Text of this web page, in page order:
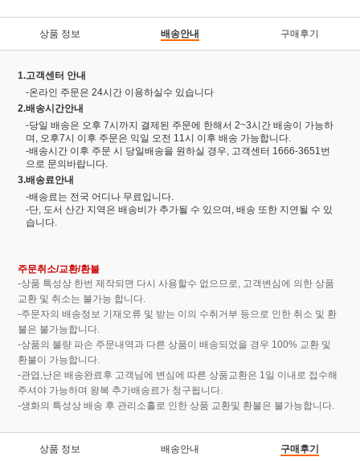
상품 정보 배송안내 구매후기
1.고객센터 안내
-온라인 주문은 24시간 이용하실수 있습니다
2.배송시간안내
-당일 배송은 오후 7시까지 결제된 주문에 한해서 2~3시간 배송이 가능하
며, 오후7시 이후 주문은 익일 오전 11시 이후 배송 가능합니다.
-배송시간 이후 주문 시 당일배송을 원하실 경우, 고객센터 1666-3651번
으로 문의바랍니다.
3.배송료안내
-배송료는 전국 어디나 무료입니다.
-단, 도서 산간 지역은 배송비가 추가될 수 있으며, 배송 또한 지연될 수 있
습니다.
주문취소/교환/환불
-상품 특성상 한번 제작되면 다시 사용할수 없으므로, 고객변심에 의한 상품
교환 및 취소는 불가능 합니다.
-주문자의 배송정보 기재오류 및 받는 이의 수취거부 등으로 인한 취소 및 환
불은 불가능합니다.
-상품의 불량 파손 주문내역과 다른 상품이 배송되었을 경우 100% 교환 및
환불이 가능합니다.
-관엽,난은 배송완료후 고객님에 변심에 따른 상품교환은 1일 이내로 접수해
주셔야 가능하며 왕복 추가배송료가 청구됩니다.
-생화의 특성상 배송 후 관리소홀로 인한 상품 교환및 환불은 불가능합니다.
상품 정보 배송안내 구매후기